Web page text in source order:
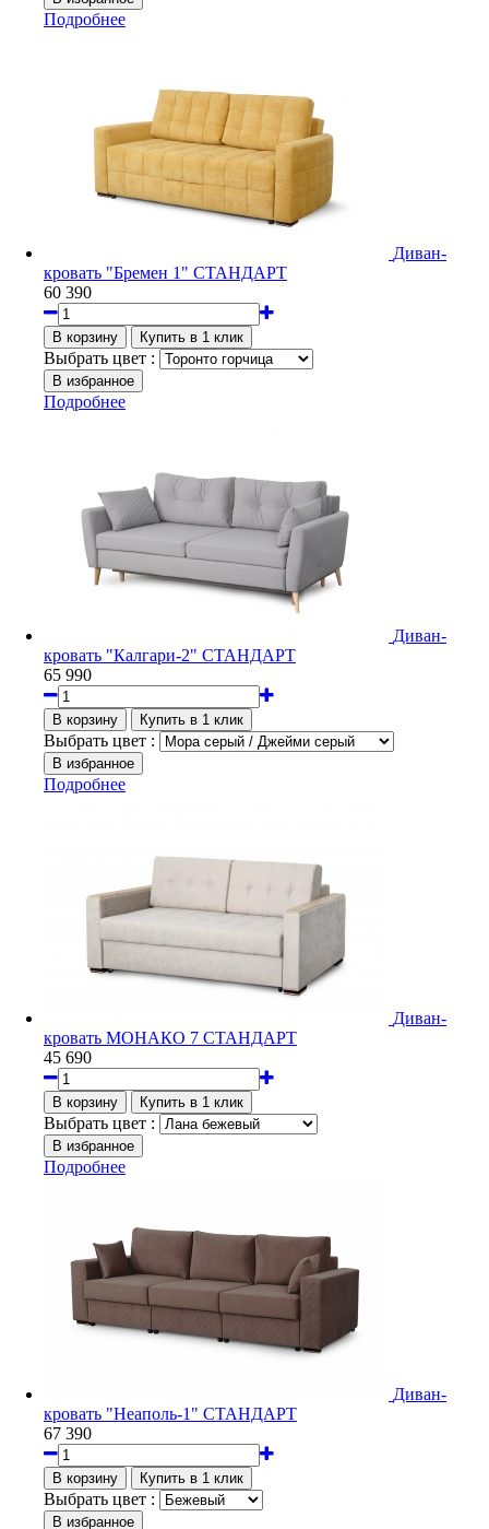
Подробнее
Диван-
кровать "Бремен 1" СТАНДАРТ
60 390
Выбрать цвет :
Подробнее
Диван-
кровать "Калгари-2" СТАНДАРТ
65 990
Выбрать цвет :
Подробнее
Диван-
кровать МОНАКО 7 СТАНДАРТ
45 690
Выбрать цвет :
Подробнее
Диван-
кровать "Неаполь-1" СТАНДАРТ
67 390
Выбрать цвет :